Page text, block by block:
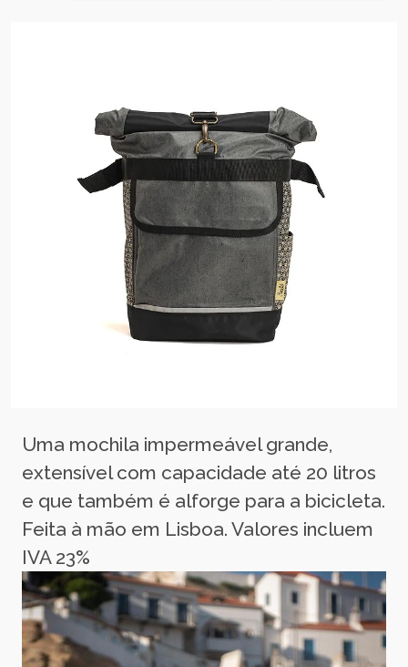
Uma mochila impermeável grande,
extensível com capacidade até 20 litros
e que também é alforge para a bicicleta.
Feita à mão em Lisboa. Valores incluem
IVA 23%